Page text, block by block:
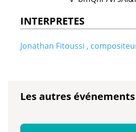
INTERPRETES
Jonathan Fitoussi ,
Les autres événements